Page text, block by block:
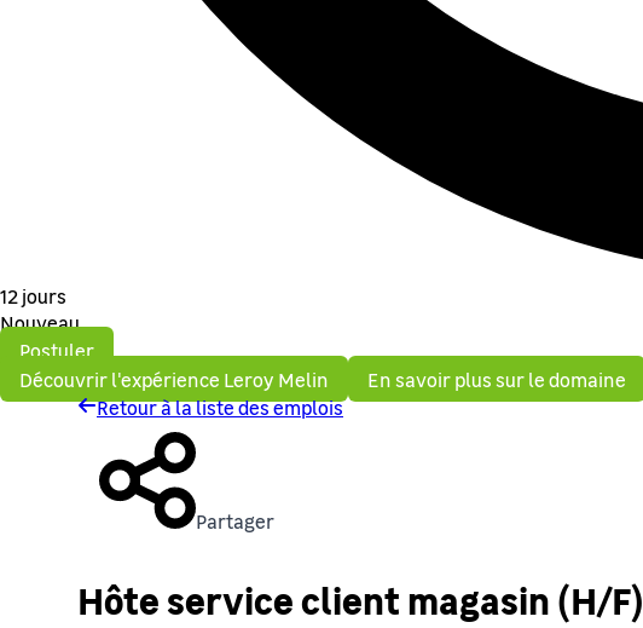
12 jours
Nouveau
Postuler
Découvrir l'expérience Leroy Melin
En savoir plus sur le domaine
Retour à la liste des emplois
Partager
Hôte service client magasin (H/F)